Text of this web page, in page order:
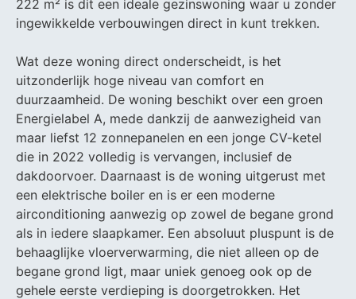
222 m² is dit een ideale gezinswoning waar u zonder
ingewikkelde verbouwingen direct in kunt trekken.
Wat deze woning direct onderscheidt, is het
uitzonderlijk hoge niveau van comfort en
duurzaamheid. De woning beschikt over een groen
Energielabel A, mede dankzij de aanwezigheid van
maar liefst 12 zonnepanelen en een jonge CV-ketel
die in 2022 volledig is vervangen, inclusief de
dakdoorvoer. Daarnaast is de woning uitgerust met
een elektrische boiler en is er een moderne
airconditioning aanwezig op zowel de begane grond
als in iedere slaapkamer. Een absoluut pluspunt is de
behaaglijke vloerverwarming, die niet alleen op de
begane grond ligt, maar uniek genoeg ook op de
gehele eerste verdieping is doorgetrokken. Het